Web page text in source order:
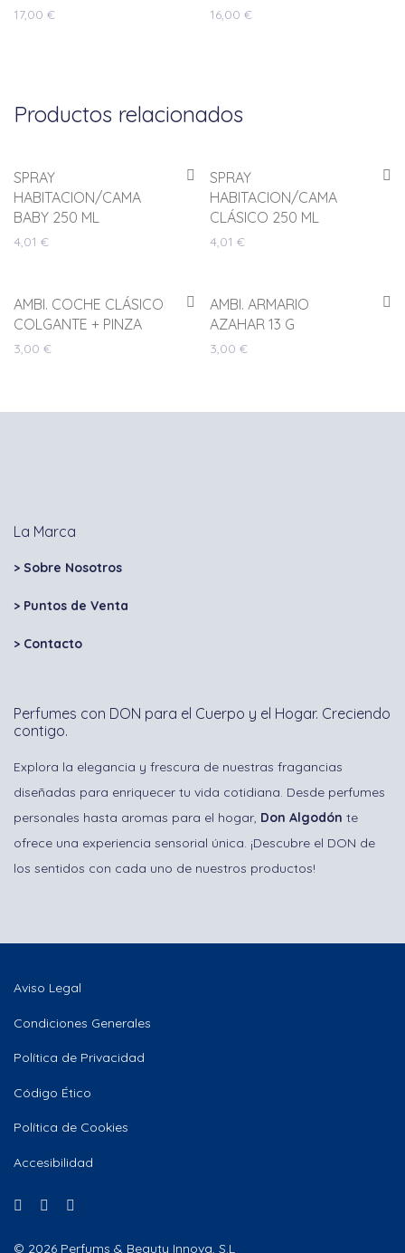
17,00 € 16,00 €
Productos relacionados
SPRAY
HABITACION/CAMA
BABY 250 ML
4,01 €
SPRAY
HABITACION/CAMA
CLÁSICO 250 ML
4,01 €
AMBI. COCHE CLÁSICO
COLGANTE + PINZA
3,00 €
AMBI. ARMARIO
AZAHAR 13 G
3,00 €
La Marca
> Sobre Nosotros
> Puntos de Venta
> Contacto
Perfumes con DON para el Cuerpo y el Hogar. Creciendo
contigo.
Explora la elegancia y frescura de nuestras fragancias
diseñadas para enriquecer tu vida cotidiana. Desde perfumes
personales hasta aromas para el hogar, Don Algodón te
ofrece una experiencia sensorial única. ¡Descubre el DON de
los sentidos con cada uno de nuestros productos!
Aviso Legal
Condiciones Generales
Política de Privacidad
Código Ético
Política de Cookies
Accesibilidad
© 2026 Perfums & Beauty Innova, S.L